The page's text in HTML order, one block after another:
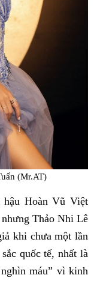
(Mr.AT)
Hoàn Vũ Việt
Thảo Nhi Lê
khi chưa một lần
quốc tế, nhất là
máu” vì kinh